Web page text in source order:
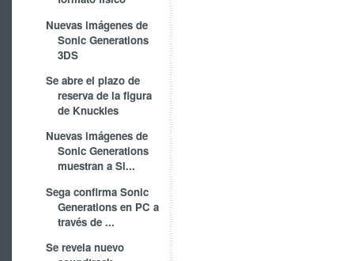
Nuevas imágenes de
Sonic Generations
3DS
Se abre el plazo de
reserva de la figura
de Knuckles
Nuevas imágenes de
Sonic Generations
muestran a Si...
Sega confirma Sonic
Generations en PC a
través de ...
Se revela nuevo